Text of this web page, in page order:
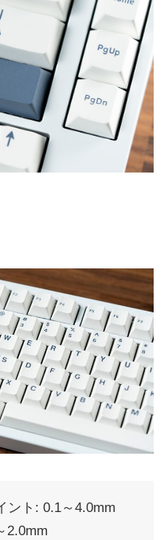
ント: 0.1～4.0mm
2.0mm